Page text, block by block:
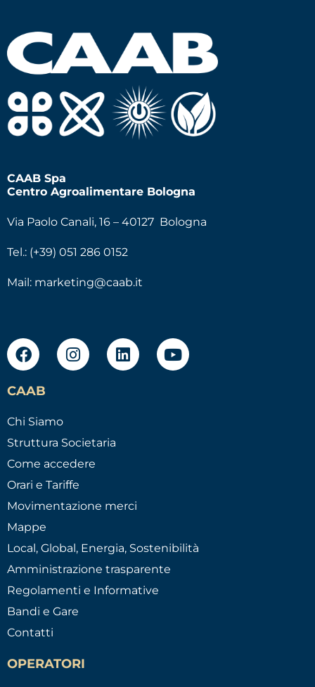
CAAB Spa
Centro Agroalimentare Bologna
Via Paolo Canali, 16 – 40127 Bologna
Tel.: (+39) 051 286 0152
Mail: marketing@caab.it
CAAB
Chi Siamo
Struttura Societaria
Come accedere
Orari e Tariffe
Movimentazione merci
Mappe
Local, Global, Energia, Sostenibilità
Amministrazione trasparente
Regolamenti e Informative
Bandi e Gare
Contatti
OPERATORI